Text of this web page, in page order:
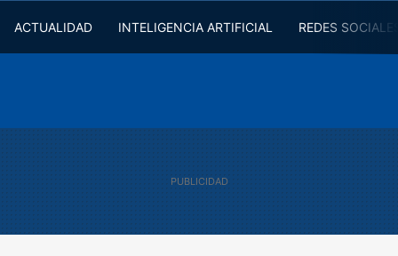
ACTUALIDAD INTELIGENCIA ARTIFICIAL REDES